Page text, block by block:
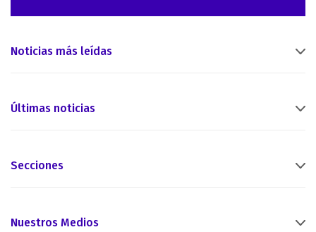
Noticias más leídas
Últimas noticias
Secciones
Nuestros Medios